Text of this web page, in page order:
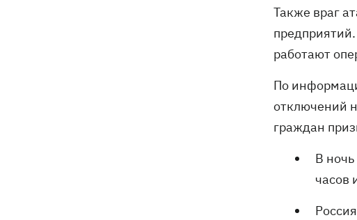
Также враг
работают
По
отключений
граждан
В
часов